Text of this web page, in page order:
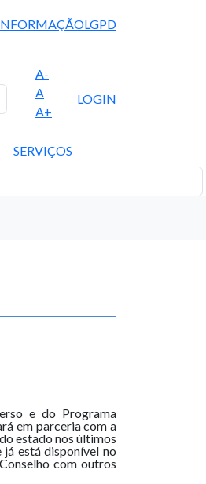
LGPD
A-
A
A+
LOGIN
SERVIÇOS
e do Programa
em parceria com a
estado nos últimos
está disponível no
com outros